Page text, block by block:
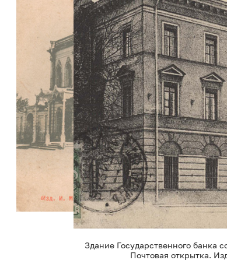
Здание Государственного банка
Почтовая открытка.